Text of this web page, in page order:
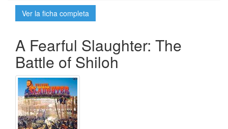
Ver la ficha completa
A Fearful Slaughter: The
Battle of Shiloh